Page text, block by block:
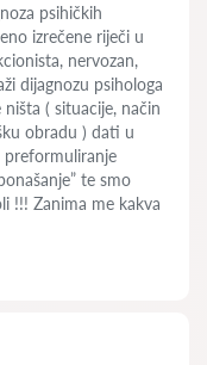
psihičkih
izrečene riječi u
nervozan,
dijagnozu psihologa
( situacije, način
obradu ) dati u
preformuliranje
te smo
!!! Zanima me kakva